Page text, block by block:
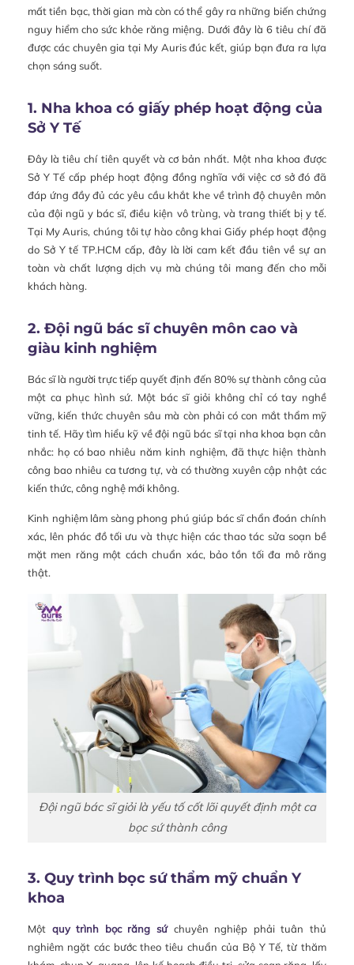
mất tiền bạc, thời gian mà còn có thể gây ra những biến chứng
nguy hiểm cho sức khỏe răng miệng. Dưới đây là 6 tiêu chí đã
được các chuyên gia tại My Auris đúc kết, giúp bạn đưa ra lựa
chọn sáng suốt.
1. Nha khoa có giấy phép hoạt động của
Sở Y Tế
Đây là tiêu chí tiên quyết và cơ bản nhất. Một nha khoa được
Sở Y Tế cấp phép hoạt động đồng nghĩa với việc cơ sở đó đã
đáp ứng đầy đủ các yêu cầu khắt khe về trình độ chuyên môn
của đội ngũ y bác sĩ, điều kiện vô trùng, và trang thiết bị y tế.
Tại My Auris, chúng tôi tự hào công khai Giấy phép hoạt động
do Sở Y tế TP.HCM cấp, đây là lời cam kết đầu tiên về sự an
toàn và chất lượng dịch vụ mà chúng tôi mang đến cho mỗi
khách hàng.
2. Đội ngũ bác sĩ chuyên môn cao và
giàu kinh nghiệm
Bác sĩ là người trực tiếp quyết định đến 80% sự thành công của
một ca phục hình sứ. Một bác sĩ giỏi không chỉ có tay nghề
vững, kiến thức chuyên sâu mà còn phải có con mắt thẩm mỹ
tinh tế. Hãy tìm hiểu kỹ về đội ngũ bác sĩ tại nha khoa bạn cân
nhắc: họ có bao nhiêu năm kinh nghiệm, đã thực hiện thành
công bao nhiêu ca tương tự, và có thường xuyên cập nhật các
kiến thức, công nghệ mới không.
Kinh nghiệm lâm sàng phong phú giúp bác sĩ chẩn đoán chính
xác, lên phác đồ tối ưu và thực hiện các thao tác sửa soạn bề
mặt men răng một cách chuẩn xác, bảo tồn tối đa mô răng
thật.
Đội ngũ bác sĩ giỏi là yếu tố cốt lõi quyết định một ca
bọc sứ thành công
3. Quy trình bọc sứ thẩm mỹ chuẩn Y
khoa
Một quy trình bọc răng sứchuyên nghiệp phải tuân thủ
nghiêm ngặt các bước theo tiêu chuẩn của Bộ Y Tế, từ thăm